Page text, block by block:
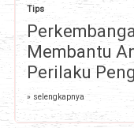
Tips
Membantu
Perilaku
» selengkapnya